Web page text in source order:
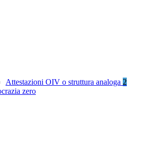
Attestazioni OIV o struttura analoga 2
zero